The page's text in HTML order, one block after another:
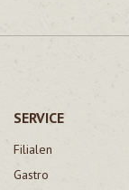
SERVICE
Filialen
Gastro